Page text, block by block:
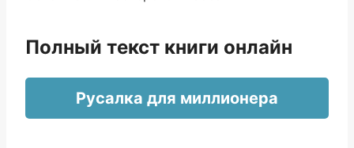
Полный текст книги онлайн
Русалка для миллионера